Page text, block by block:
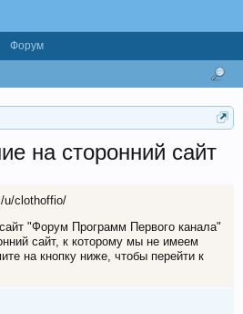
на сторонний сайт
u/clothoffio/
"Форум Программ Первого канала"
сайт, к которому мы не имеем
на кнопку ниже, чтобы перейти к
Форум